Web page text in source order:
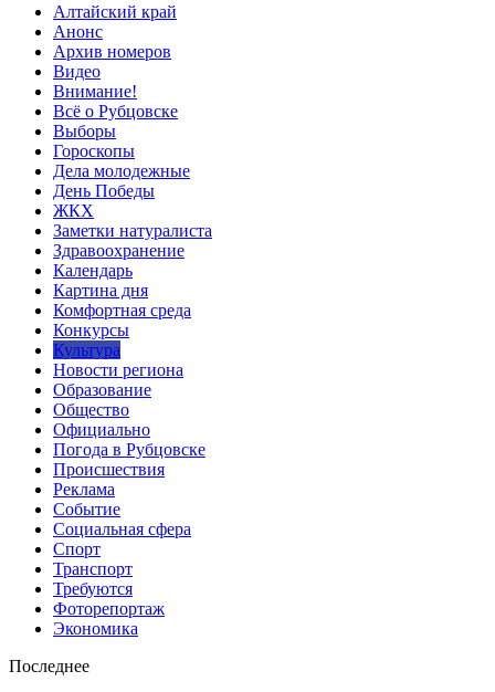
Алтайский край
Анонс
Архив номеров
Видео
Внимание!
Всё о Рубцовске
Выборы
Гороскопы
Дела молодежные
День Победы
ЖКХ
Заметки натуралиста
Здравоохранение
Календарь
Картина дня
Комфортная среда
Конкурсы
Культура
Новости региона
Образование
Общество
Официально
Погода в Рубцовске
Происшествия
Реклама
Событие
Социальная сфера
Спорт
Транспорт
Требуются
Фоторепортаж
Экономика
Последнее